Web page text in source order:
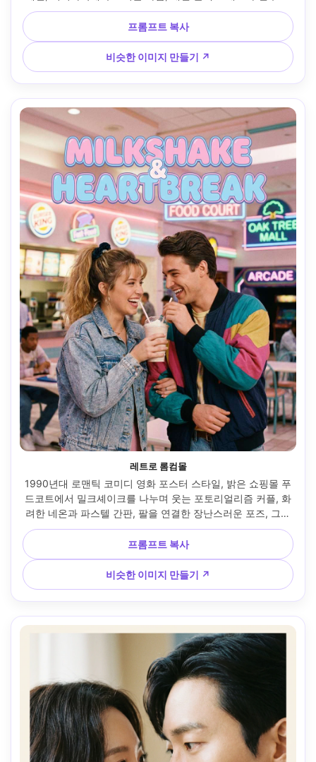
걸이, 롤업 소매가 달린 산뜻한 흰색 셔츠를 입고, 골든 아워 플
레어, 파스텔 하늘, 상단에 타이틀 안전 공간과 하단에 청구 블
록 영역이 있는 우아한 대칭 프레임, 영화 대비, 50mm f/1.8로
촬영, 전문 영화 포스터 마감 --ar 4:5
프롬프트 복사
비슷한 이미지 만들기 ↗
레트로 롬컴몰
1990년대 로맨틱 코미디 영화 포스터 스타일, 밝은 쇼핑몰 푸
드코트에서 밀크셰이크를 나누며 웃는 포토리얼리즘 커플, 화
려한 네온과 파스텔 간판, 팔을 연결한 장난스러운 포즈, 그녀
는 데님 재킷과 스크런치 포니테일을 입고, 그는 빈티지 봄버
재킷을 입고, 하이키 플래시 룩, 선명한 선명한 초점, 큰 제목
텍스트를 위한 깔끔한 배경 그라데이션, 미묘한 할레이션, 코
닥 포트라 컬러 느낌, 35mm 렌즈로 촬영, 광택이 나는 스튜디
오 포스터 구성, 부드러운 시네마틱 조명 --ar 4:5
프롬프트 복사
비슷한 이미지 만들기 ↗